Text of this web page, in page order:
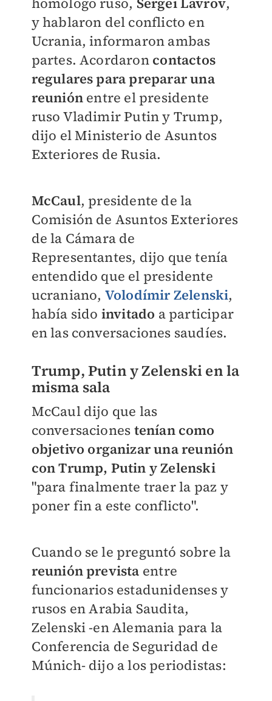
y hablaron del conflicto en
Ucrania, informaron ambas
partes. Acordaron contactos
regulares para preparar una
reuniónentre el presidente
ruso Vladimir Putin y Trump,
dijo el Ministerio de Asuntos
Exteriores de Rusia.
McCaul, presidente de la
Comisión de Asuntos Exteriores
de la Cámara de
Representantes, dijo que tenía
entendido que el presidente
ucraniano, Volodímir Zelenski,
había sido invitado a participar
en las conversaciones saudíes.
Trump, Putin y Zelenski en la
misma sala
McCaul dijo que las
conversaciones tenían como
objetivo organizar una reunión
con Trump, Putin y Zelenski
"para finalmente traer la paz y
poner fin a este conflicto".
Cuando se le preguntó sobre la
reunión prevista entre
funcionarios estadunidenses y
rusos en Arabia Saudita,
Zelenski -en Alemania para la
Conferencia de Seguridad de
Múnich- dijo a los periodistas: